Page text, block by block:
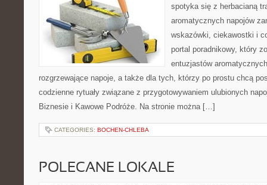
spotyka się z herbacianą
aromatycznych napojów
wskazówki, ciekawostki i
portal poradnikowy, który
entuzjastów
rozgrzewające napoje, a także dla tych, którzy po prostu chcą
codzienne rytuały związane z przygotowywaniem ulubionych
Biznesie i Kawowe Podróże. Na stronie można […]
CATEGORIES: BOCHEN-CHLEBA
POLECANE LOKALE